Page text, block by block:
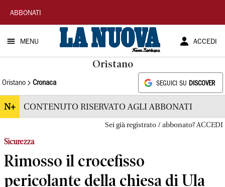
La
Nuova
Sardegna
ABBONATI
MENU ACCEDI
Oristano
Oristano Cronaca SEGUICI SU DISCOVER
N+ CONTENUTO RISERVATO AGLI ABBONATI
Sei già registrato / abbonato? ACCEDI
Sicurezza
Rimosso il crocefisso
pericolante della chiesa di Ula